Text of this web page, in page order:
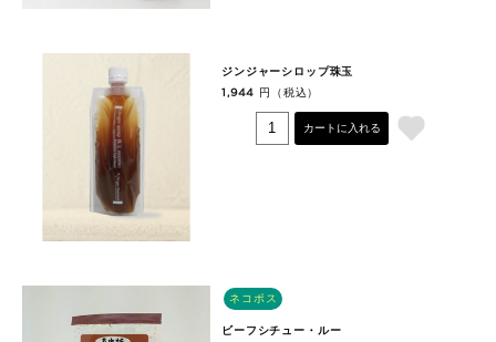
ジンジャーシロップ珠玉
1,944 円（税込）
カートに入れる
ネコポス
ビーフシチュー・ルー